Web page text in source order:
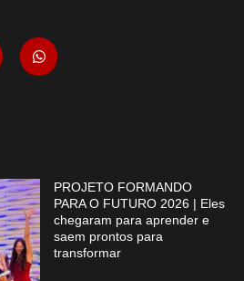
PROJETO FORMANDO
PARA O FUTURO 2026 | Eles
chegaram para aprender e
saem prontos para
transformar